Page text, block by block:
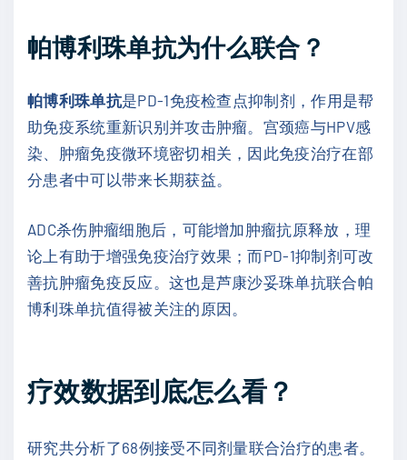
帕博利珠单抗为什么联合？
帕博利珠单抗是PD-1免疫检查点抑制剂，作用是帮
助免疫系统重新识别并攻击肿瘤。宫颈癌与HPV感
染、肿瘤免疫微环境密切相关，因此免疫治疗在部
分患者中可以带来长期获益。
ADC杀伤肿瘤细胞后，可能增加肿瘤抗原释放，理
论上有助于增强免疫治疗效果；而PD-1抑制剂可改
善抗肿瘤免疫反应。这也是芦康沙妥珠单抗联合帕
博利珠单抗值得被关注的原因。
疗效数据到底怎么看？
研究共分析了68例接受不同剂量联合治疗的患者。